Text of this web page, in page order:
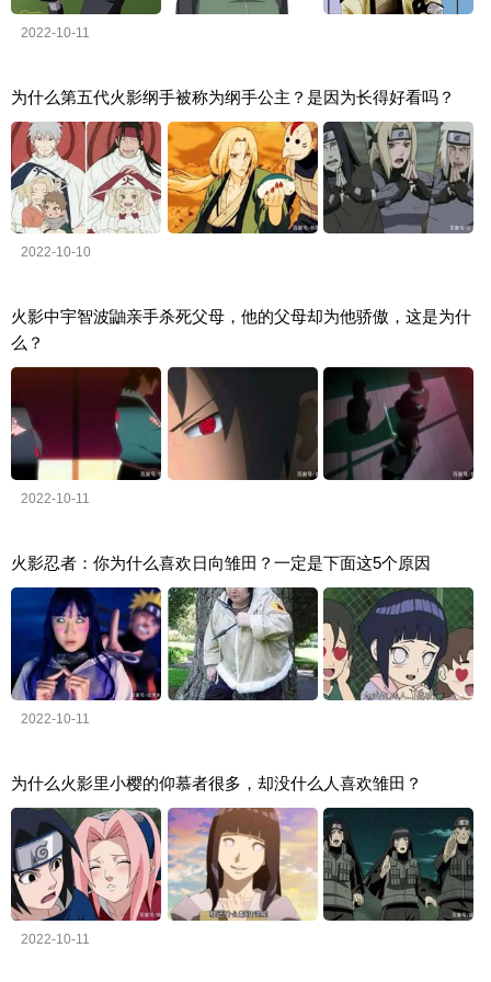
2022-10-11
为什么第五代火影纲手被称为纲手公主？是因为长得好看吗？
2022-10-10
火影中宇智波鼬亲手杀死父母，他的父母却为他骄傲，这是为什
么？
2022-10-11
火影忍者：你为什么喜欢日向雏田？一定是下面这5个原因
2022-10-11
为什么火影里小樱的仰慕者很多，却没什么人喜欢雏田？
2022-10-11